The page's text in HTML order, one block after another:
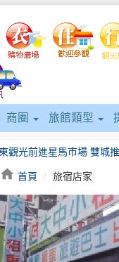
商圈 旅館類型
home 首頁 旅宿店家
keyboard_arrow_left